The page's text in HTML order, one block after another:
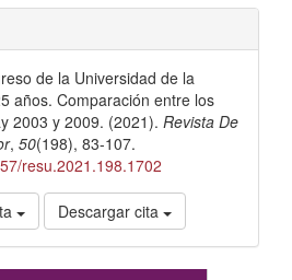
de la Universidad de la
años. Comparación entre los
2003 y 2009. (2021). Revista De
, 50(198), 83-107.
resu.2021.198.1702
Descargar cita